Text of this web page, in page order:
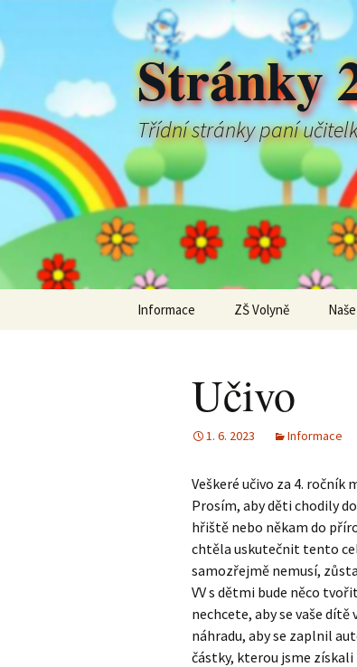
Stránky
Třídní stránky paní
Informace ZŠ Volyně
Učivo
1. 6. 2023 Informace
Veškeré učivo za 4. ročník
Prosím, aby děti chodily
hřiště nebo někam do
chtěla uskutečnit tento
samozřejmě nemusí,
VV s dětmi bude něco
nechcete, aby se vaše
náhradu, aby se zaplnil
částky, kterou jsme získali